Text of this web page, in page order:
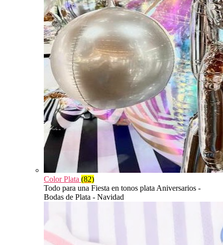
Color Plata (82)
Todo para una Fiesta en tonos plata Aniversarios -
Bodas de Plata - Navidad